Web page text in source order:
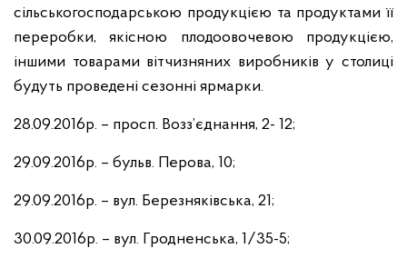
сільськогосподарською продукцією та продуктами її
переробки, якісною плодоовочевою продукцією,
іншими товарами вітчизняних виробників у столиці
будуть проведені сезонні ярмарки.
28.09.2016р. – просп. Возз’єднання, 2- 12;
29.09.2016р. – бульв. Перова, 10;
29.09.2016р. – вул. Березняківська, 21;
30.09.2016р. – вул. Гродненська, 1/35-5;